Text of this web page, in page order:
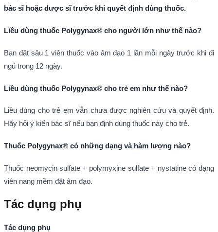
bác sĩ hoặc dược sĩ trước khi quyết định dùng thuốc.
Liều dùng thuốc Polygynax® cho người lớn như thế nào?
Bạn đặt sâu 1 viên thuốc vào âm đạo 1 lần mỗi ngày trước khi đi
ngủ trong 12 ngày.
Liều dùng thuốc Polygynax® cho trẻ em như thế nào?
Liều dùng cho trẻ em vẫn chưa được nghiên cứu và quyết định.
Hãy hỏi ý kiến bác sĩ nếu bạn định dùng thuốc này cho trẻ.
Thuốc Polygynax® có những dạng và hàm lượng nào?
Thuốc neomycin sulfate + polymyxine sulfate + nystatine có dạng
viên nang mềm đặt âm đạo.
Tác dụng phụ
Tác dụng phụ